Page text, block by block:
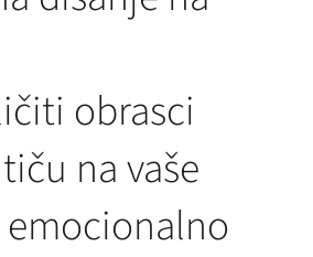
obrasci
na vaše